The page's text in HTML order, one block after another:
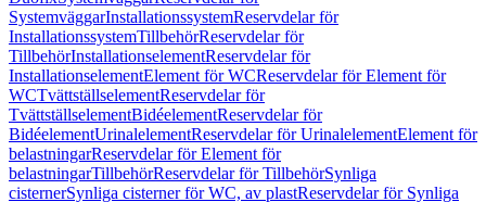
SystemväggarInstallationssystemReservdelar för
InstallationssystemTillbehörReservdelar för
TillbehörInstallationselementReservdelar för
InstallationselementElement för WCReservdelar för Element för
WCTvättställselementReservdelar för
TvättställselementBidéelementReservdelar för
BidéelementUrinalelementReservdelar för UrinalelementElement för
belastningarReservdelar för Element för
belastningarTillbehörReservdelar för TillbehörSynliga
cisternerSynliga cisterner för WC, av plastReservdelar för Synliga